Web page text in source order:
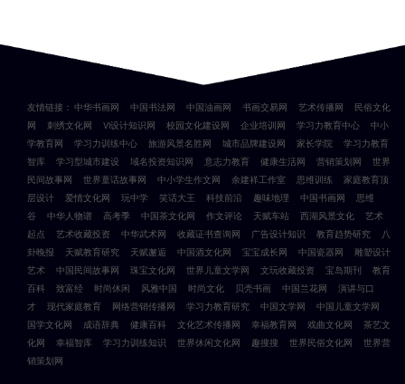
友情链接： 中华书画网 中国书法网 中国油画网 书画交易网 艺术传播网
民俗文化
网
刺绣文化网 VI设计知识网 校园文化建设网 企业培训网 学习力教育中心
中小
学教育网
学习力训练中心 旅游风景名胜网 城市品牌建设网 家长学院
学习力教育
智库
学习型城市建设 域名投资知识网 意志力教育 健康生活网 营销策划网
世界
民间故事网
世界童话故事网 中小学生作文网 余建祥工作室 思维训练
家庭教育顶
层设计
爱情文化网 玩中学 笑话大王 科技前沿 趣味地理 中国书画网
思维
谷
中华人物谱 高考季 中国茶文化网 作文评论 天赋车站 西湖风景文化
艺术
起点
艺术收藏投资 中华武术网 收藏证书查询网 广告设计知识 教育趋势研究
八
卦晚报
天赋教育研究 天赋邂逅 中国酒文化网 宝宝成长网 中国瓷器网
雕塑设计
艺术
中国民间故事网 珠宝文化网 世界儿童文学网 文玩收藏投资 宝岛期刊
教育
百科
致富经 时尚休闲 风雅中国 时尚文化 贝壳书画 中国兰花网
演讲与口
才
现代家庭教育 网络营销传播网 学习力教育研究 中国文学网
中国儿童文学网
国学文化网
成语辞典 健康百科 文化艺术传播网 幸福教育网 戏曲文化网
茶艺文
化网
幸福智库 学习力训练知识 世界休闲文化网 趣搜搜 世界民俗文化网
世界营
销策划网